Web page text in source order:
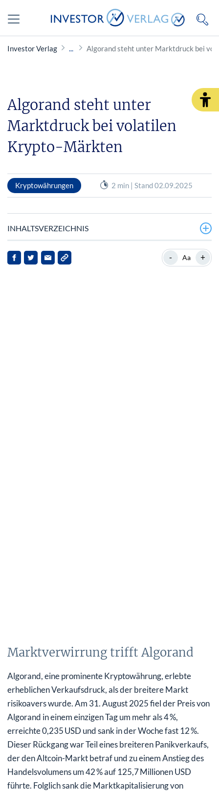
Investor Verlag Algorand steht unter Marktdruck bei
Algorand steht unter
Marktdruck bei volatilen
Krypto-Märkten
Kryptowährungen 2 min | Stand 02.09.2025
INHALTSVERZEICHNIS
Marktverwirrung trifft Algorand
- Aa +
Marktverwirrung trifft Algorand
Algorand, eine prominente Kryptowährung, erlebte
erheblichen Verkaufsdruck, als der breitere Markt
risikoavers wurde. Am 31. August 2025 fiel der Preis von
Algorand in einem einzigen Tag um mehr als 4 %,
erreichte 0,235 USD und sank in der Woche fast 12 %.
Dieser Rückgang war Teil eines breiteren Panikverkaufs,
der den Altcoin-Markt betraf und zu einem Anstieg des
Handelsvolumens um 42 % auf 125,7 Millionen USD
führte. Folglich sank die Marktkapitalisierung von